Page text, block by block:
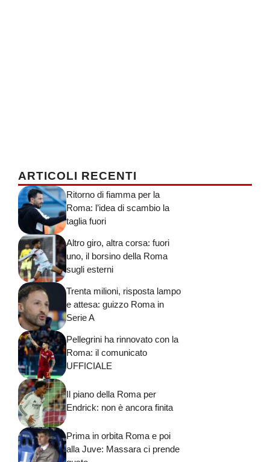
ARTICOLI RECENTI
Ritorno di fiamma per la
Roma: l’idea di scambio la
taglia fuori
Altro giro, altra corsa: fuori
uno, il borsino della Roma
sugli esterni
Trenta milioni, risposta lampo
e attesa: guizzo Roma in
Serie A
Pellegrini ha rinnovato con la
Roma: il comunicato
UFFICIALE
Il piano della Roma per
Endrick: non è ancora finita
Prima in orbita Roma e poi
alla Juve: Massara ci prende